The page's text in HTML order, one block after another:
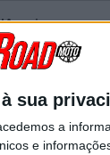
sua
a
e
acabariam
terminou o dia no